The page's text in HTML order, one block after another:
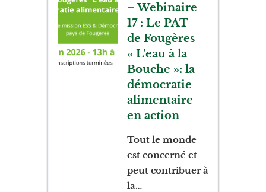
– Webinaire
17 : Le PAT
de Fougères
« L’eau à la
Bouche »: la
démocratie
alimentaire
en action
Tout le monde
est concerné et
peut contribuer à
la…